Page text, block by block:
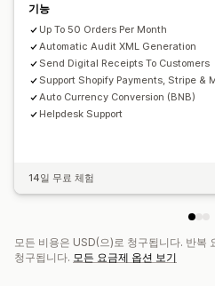
기능
Up To 50 Orders Per Month
Automatic Audit XML Generation
Send Digital Receipts To Customers
Support Shopify Payments, Stripe &
Auto Currency Conversion (BNB)
Helpdesk Support
14일 무료 체험
모든 비용은 USD(으)로 청구됩니다. 반복
청구됩니다. 모든 요금제 옵션 보기